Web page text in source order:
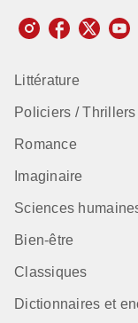
Littérature
Policiers / Thrillers
Romance
Imaginaire
Sciences
Bien-être
Classiques
Dictionnaires et